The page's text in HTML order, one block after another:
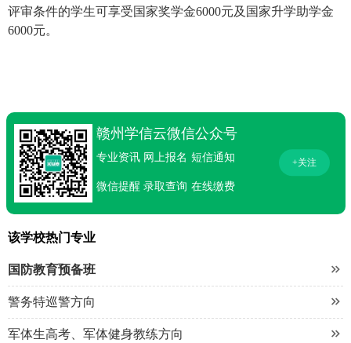
评审条件的学生可享受国家奖学金6000元及国家升学助学金
6000元。
赣州学信云微信公众号
专业资讯 网上报名 短信通知
微信提醒 录取查询 在线缴费
+关注
该学校热门专业

国防教育预备班

警务特巡警方向

军体生高考、军体健身教练方向